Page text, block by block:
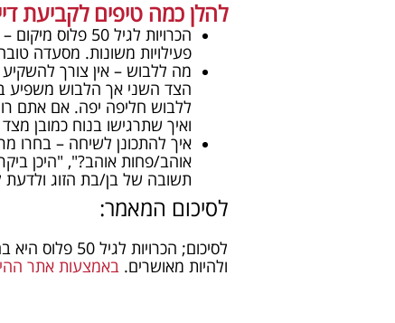
להלן כמה טיפים לקביעת דייט
הכרויות לגיל
פעילויות משונות. מסעדה
מה ללבוש – אין צורך
הצד השני אך הלבוש משפיע
ללבוש חליפה יפה. אם אתם
ואיך שתרגישו בנוח כמובן
איך להתכונן לשיחה – בחרו
אוהב/פחות אוהב?", "היכן
תשובה של בן/בת הזוג ולדעת
לסיכום המאמר:
לסיכום;
ולהיות מאושרים. באמצעות אתר